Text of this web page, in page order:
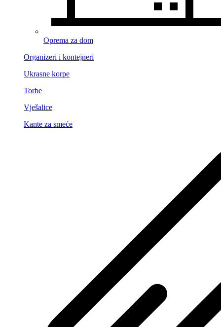
Oprema za dom
Organizeri i kontejneri
Ukrasne korpe
Torbe
Vješalice
Kante za smeće